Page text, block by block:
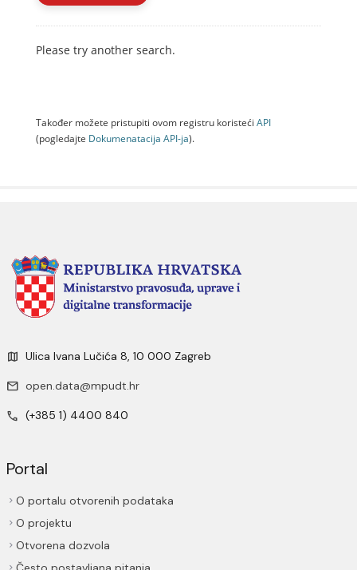
Please try another search.
Također možete pristupiti ovom registru koristeći API
(pogledajte Dokumenаtаcijа API-jа).